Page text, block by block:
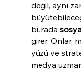
değil, aynı
burada
girer. Onlar,
yüzü ve
medya